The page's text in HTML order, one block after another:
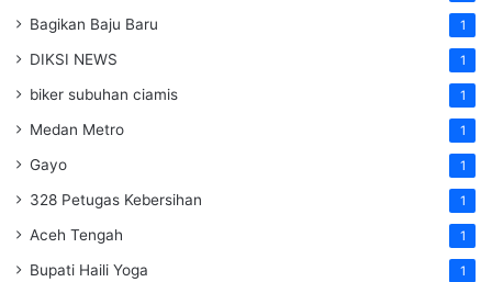
Bagikan Baju Baru 1
DIKSI NEWS 1
biker subuhan ciamis 1
Medan Metro 1
Gayo 1
328 Petugas Kebersihan 1
Aceh Tengah 1
Bupati Haili Yoga 1